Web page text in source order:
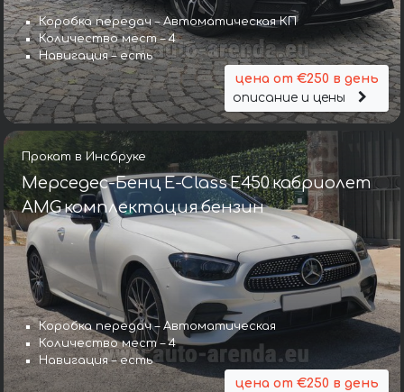
Коробка передач – Автоматическая КП
Количество мест – 4
Навигация – есть
цена от €250 в день
описание и цены
Прокат в Инсбруке
Мерседес-Бенц E-Class E450 кабриолет
AMG комплектация бензин
Коробка передач – Автоматическая
Количество мест – 4
Навигация – есть
цена от €250 в день